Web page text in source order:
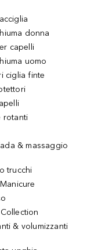
donna
capelli
uomo
ciglia finte
rotanti
& massaggio
trucchi
& volumizzanti